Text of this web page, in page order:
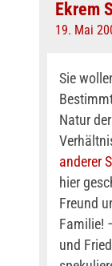
Ekrem
19. Mai
Sie
Natur
anderer
hier
Freund
Familie!
und